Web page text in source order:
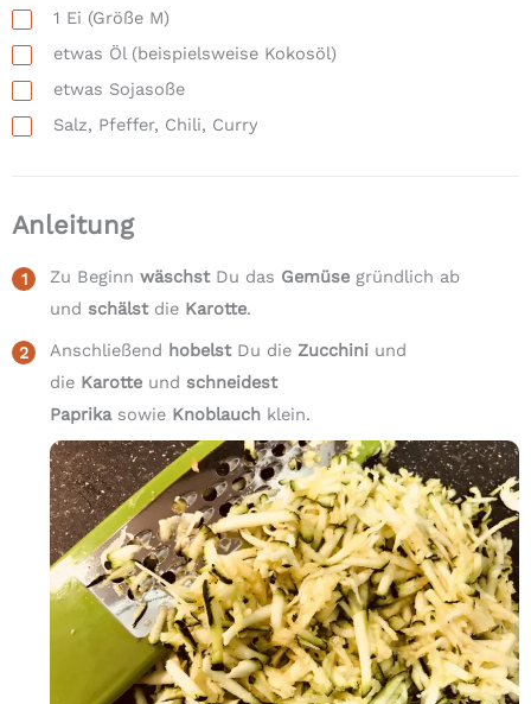
1 Ei (Größe M)
etwas Öl (beispielsweise Kokosöl)
etwas Sojasoße
Salz, Pfeffer, Chili, Curry
Anleitung
Zu Beginn wäschstDu das Gemüse gründlich ab
und schälstdie Karotte.
Anschließend hobelstDu die Zucchini und
die Karotte und schneidest
Paprikasowie Knoblauch klein.